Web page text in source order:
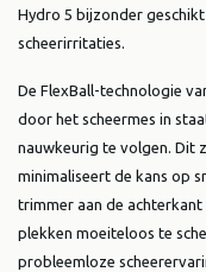
Hydro 5 bijzonder
scheerirritaties.
De FlexBall-technologie
door het scheermes in
nauwkeurig te volgen. Dit
minimaliseert de kans op
trimmer aan de
plekken moeiteloos te
probleemloze